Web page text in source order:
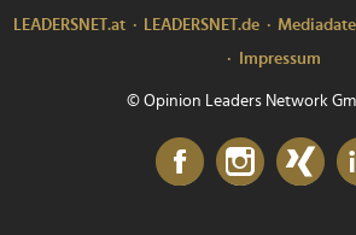
LEADERSNET.at LEADERSNET.de
Impressum
© Opinion Leaders Network